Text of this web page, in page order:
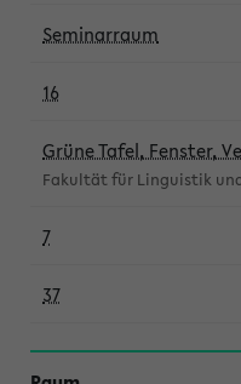
Seminarraum
16
Grüne Tafel, Fenster,
Fakultät für Linguistik
7
37